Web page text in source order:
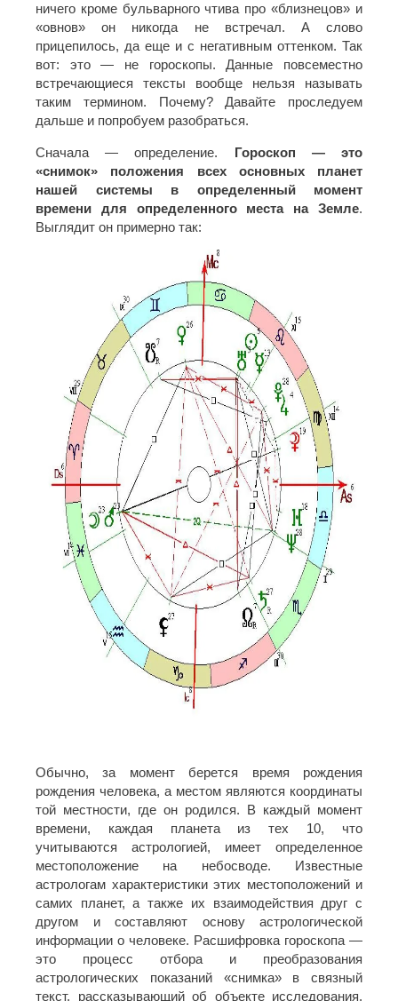
ничего кроме бульварного чтива про «близнецов» и
«овнов» он никогда не встречал. А слово
прицепилось, да еще и с негативным оттенком. Так
вот: это — не гороскопы. Данные повсеместно
встречающиеся тексты вообще нельзя называть
таким термином. Почему? Давайте проследуем
дальше и попробуем разобраться.
Сначала — определение. Гороскоп — это
«снимок» положения всех основных планет
нашей системы в определенный момент
времени для определенного места на Земле.
Выглядит он примерно так:
Обычно, за момент берется время рождения
рождения человека, а местом являются координаты
той местности, где он родился. В каждый момент
времени, каждая планета из тех 10, что
учитываются астрологией, имеет определенное
местоположение на небосводе. Известные
астрологам характеристики этих местоположений и
самих планет, а также их взаимодействия друг с
другом и составляют основу астрологической
информации о человеке. Расшифровка гороскопа —
это процесс отбора и преобразования
астрологических показаний «снимка» в связный
текст, рассказывающий об объекте исследования.